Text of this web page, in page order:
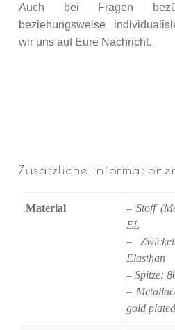
Auch bei Fragen
beziehungsweise
wir uns auf Eure Nachricht.
Zusätzliche
Material
– Stoff
EL
–
Elasthan
– Spitze:
–
gold plated